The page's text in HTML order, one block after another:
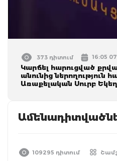
373 դիտում 16:05
Կարճել հարուցված
անունից ներողություն
Առաքելական Սուրբ
109295 դիտում